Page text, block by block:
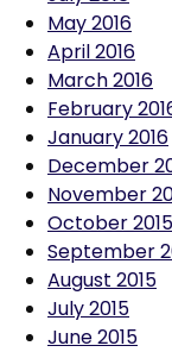
May 2016
April 2016
March 2016
February
January 2016
December
November
October 2015
September
August 2015
July 2015
June 2015